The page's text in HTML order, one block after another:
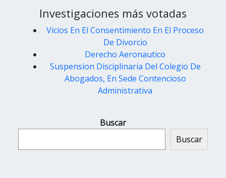
Investigaciones más votadas
Vicios En El Consentimiento En El Proceso
De Divorcio
Derecho Aeronautico
Suspension Disciplinaria Del Colegio De
Abogados, En Sede Contencioso
Administrativa
Buscar
Buscar